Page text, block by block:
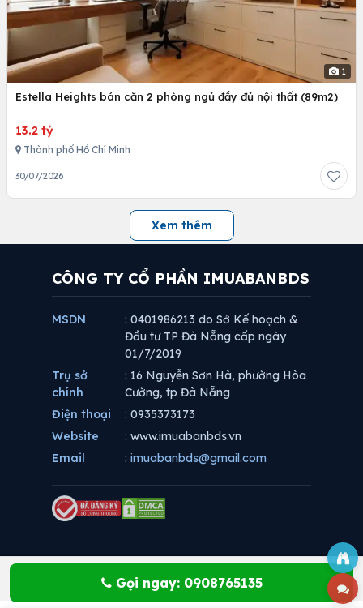
1
Estella Heights bán căn 2 phòng ngủ đầy đủ nội thất (89m2)
13.2 tỷ
Thành phố Hồ Chí Minh
30/07/2026
Xem thêm
Gọi ngay: 0908765135
CÔNG TY CỔ PHẦN IMUABANBDS
MSDN
: 0401986213 do Sở Kế hoạch &
Đầu tư TP Đà Nẵng cấp ngày
01/7/2019
Trụ sở
chính
: 16 Nguyễn Sơn Hà, phường Hòa
Cường, tp Đà Nẵng
Điện thoại
: 0935373173
Website
: www.imuabanbds.vn
Email
: imuabanbds@gmail.com